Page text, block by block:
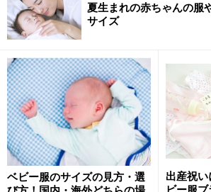
夏生まれの赤ちゃんの服
サイズ
ベビー服のサイズの見方・選
出産祝